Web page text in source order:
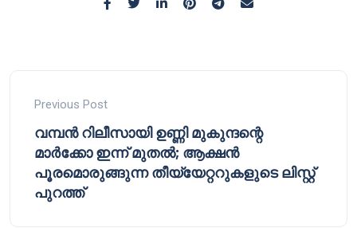
Previous Post
വമ്പൻ റിലീസായി ഉണ്ണി മുകുന്ദന്റെ
മാർക്കോ ഇന്ന് മുതൽ; ആക്ഷൻ
പൂരമൊരുങ്ങുന്ന തീയ്യേറ്ററുകളുടെ ലിസ്റ്റ്
പുറത്ത്